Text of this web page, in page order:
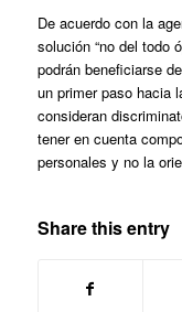
De acuerdo con la
solución “no del todo
podrán beneficiarse
un primer paso hacia
consideran
tener en cuenta
personales y no la
Share this entry